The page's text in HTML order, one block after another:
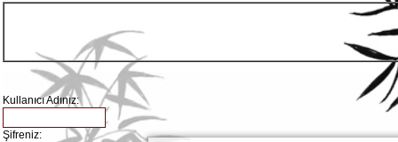
Kullanıcı Adınız:
Şifreniz: